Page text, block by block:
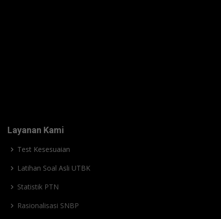
Layanan Kami
Test Kesesuaian
Latihan Soal Asli UTBK
Statistik PTN
Rasionalisasi SNBP